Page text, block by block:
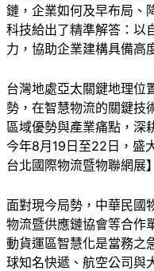
鏈，企業如何及早布局、
科技給出了精準解答：以
力，協助企業建構具備高
台灣地處亞太關鍵地理位
勢，在智慧物流的關鍵技
區域優勢與產業痛點，深
今年8月19日至22日，盛
台北國際物流暨物聯網展
面對現今局勢，中華民國
物流暨供應鏈協會等合作
動貨運區智慧化是當務之
球知名快遞、航空公司與